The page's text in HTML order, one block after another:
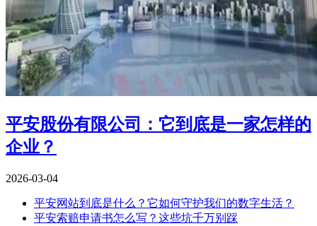
平安股份有限公司：它到底是一家怎样的
企业？
2026-03-04
平安网站到底是什么？它如何守护我们的数字生活？
平安索赔申请书怎么写？这些坑千万别踩